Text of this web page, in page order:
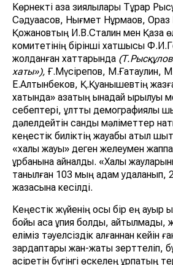
Көрнектi қазақ зиялылары Тұрар
Сәдуақасов, Нығмет Нұрмақов,
Қожановтың И.В.Сталин мен Қазақ
комитетiнiң бiрiншi хатшысы
жолданған хаттарында
хаты»), Ғ.Мүсiрепов, М.Ғатаулин,
Е.Алтынбеков, Қ.Қуанышевтің
хатында» қазақтың қынадай
себептерi, ұлттық демографиялық
дәлелдейтін сандық мәлiметтер
кеңестiк билiктiң жауабы қатқыл
«халық жауы» деген желеумен
құрбанына айналды. «Халық
танылған 103 мың адам қудаланып,
жазасына кесілді.
Кеңестік жүйенің осы бір ең ауыр
бойы аса құпия болды,
еліміз тәуелсіздік алғаннан кейін
зардаптары жан-жақты зерттеліп,
қасіретін бүгінгі өскелең ұрпақтың